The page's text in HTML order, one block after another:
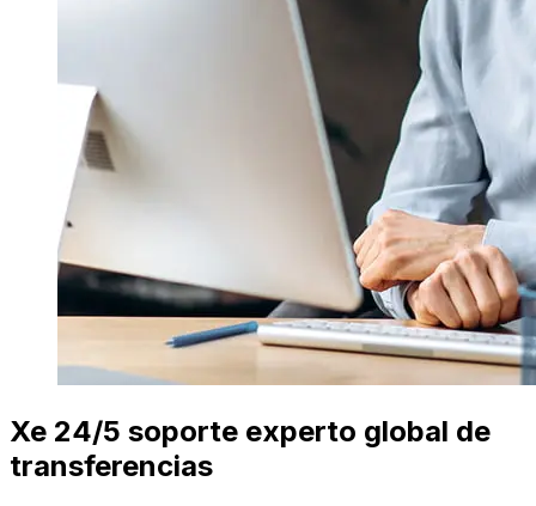
Xe 24/5 soporte experto global de
transferencias